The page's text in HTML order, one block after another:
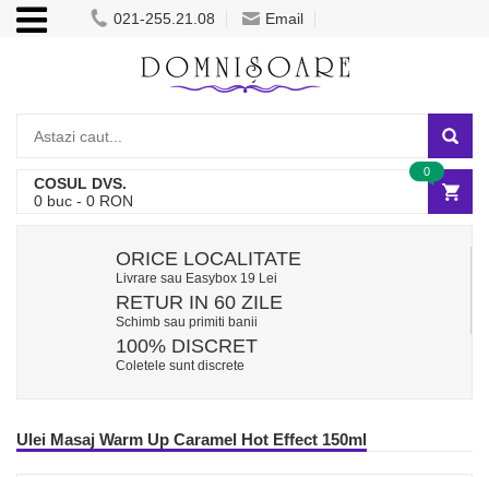
021-255.21.08 Email
COSUL DVS.
0 buc - 0 RON
0
ORICE LOCALITATE
Livrare sau Easybox 19 Lei
RETUR IN 60 ZILE
Schimb sau primiti banii
100% DISCRET
Coletele sunt discrete
Ulei Masaj Warm Up Caramel Hot Effect 150ml